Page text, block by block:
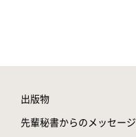
出版物
先輩秘書からのメッセージ